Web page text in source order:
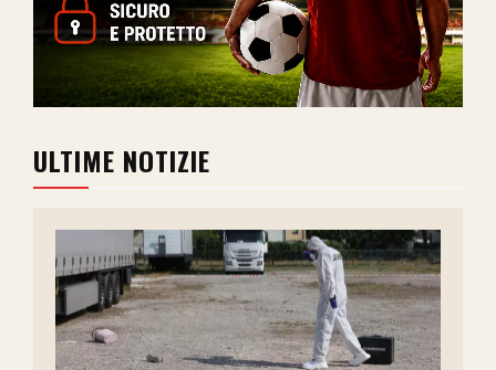
ULTIME NOTIZIE